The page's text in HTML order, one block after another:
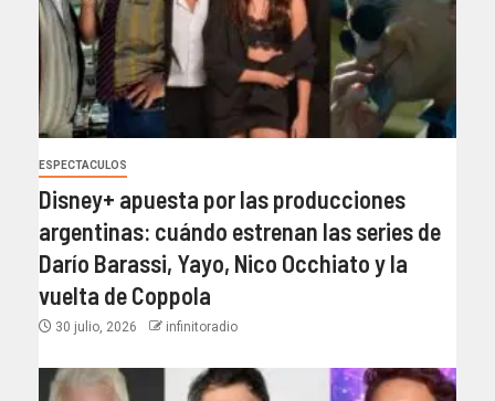
ESPECTACULOS
Disney+ apuesta por las producciones
argentinas: cuándo estrenan las series de
Darío Barassi, Yayo, Nico Occhiato y la
vuelta de Coppola
30 julio, 2026 infinitoradio